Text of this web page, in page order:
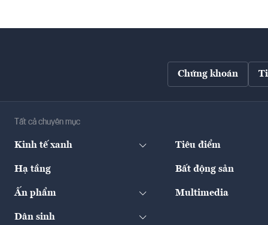
Chứng khoán
Tất cả chuyên mục
Kinh tế xanh Tiêu điểm
Hạ tầng Bất động sản
Ấn phẩm Multimedia
Dân sinh